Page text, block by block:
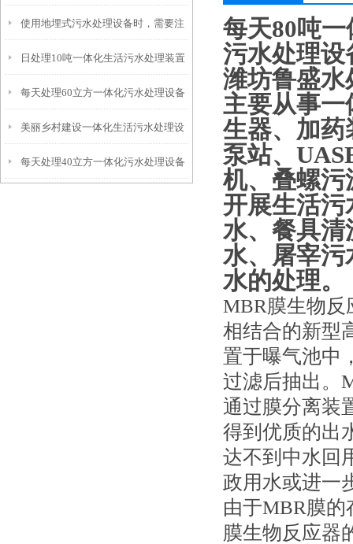
使用地埋式污水处理设备时，需要注
意以下事项
日处理10吨一体化生活污水处理装置
每天处理60立方一体化污水处理设备
美丽乡村建设一体化生活污水处理设
备
每天处理40立方一体化污水处理设备
每天80吨
污水处理
潍坊鲁盛水
主要从事一
生器、加药
泵站、
机、叠螺污
开展生活
水、餐具清
水、屠宰污
水的处理。
MBR膜生物反
相结合的新型
置于曝气池中
过滤后抽出。
通过膜分离装
得到优质的出
达不到中水回
政用水或进一
由于MBR膜
膜生物反应器